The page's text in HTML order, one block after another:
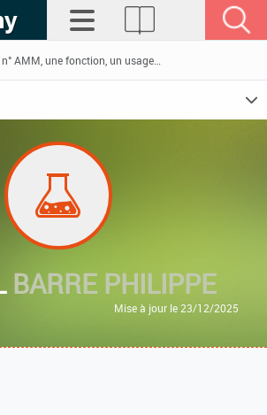
BARRE PHILIPPE
Mise à jour le 23/12/2025